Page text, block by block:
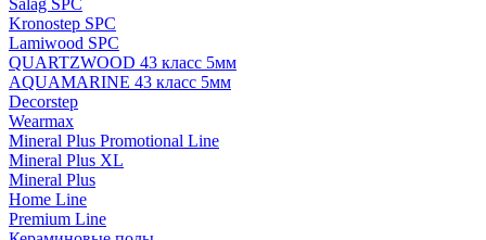
Salag SPC
Kronostep SPC
Lamiwood SPC
QUARTZWOOD 43 класс 5мм
AQUAMARINE 43 класс 5мм
Decorstep
Wearmax
Mineral Plus Promotional Line
Mineral Plus XL
Mineral Plus
Home Line
Premium Line